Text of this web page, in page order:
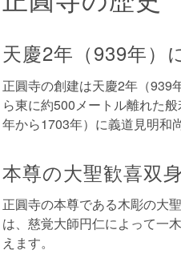
天慶2年（939年）
正圓寺の創建は天慶2年（939
ら東に約500メートル離れた
年から1703年）に義道見明和
本尊の大聖歓喜双
正圓寺の本尊である木彫の大
は、慈覚大師円仁によって一
えます。